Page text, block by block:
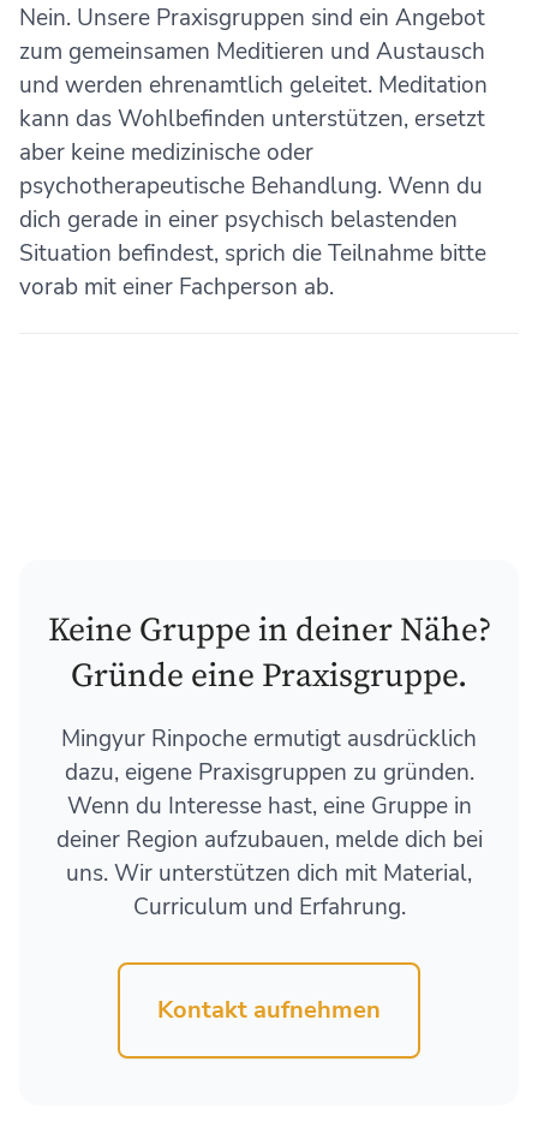
Nein. Unsere Praxisgruppen sind ein Angebot
zum gemeinsamen Meditieren und Austausch
und werden ehrenamtlich geleitet. Meditation
kann das Wohlbefinden unterstützen, ersetzt
aber keine medizinische oder
psychotherapeutische Behandlung. Wenn du
dich gerade in einer psychisch belastenden
Situation befindest, sprich die Teilnahme bitte
vorab mit einer Fachperson ab.
Keine Gruppe in deiner Nähe?
Gründe eine Praxisgruppe.
Mingyur Rinpoche ermutigt ausdrücklich
dazu, eigene Praxisgruppen zu gründen.
Wenn du Interesse hast, eine Gruppe in
deiner Region aufzubauen, melde dich bei
uns. Wir unterstützen dich mit Material,
Curriculum und Erfahrung.
Kontakt aufnehmen